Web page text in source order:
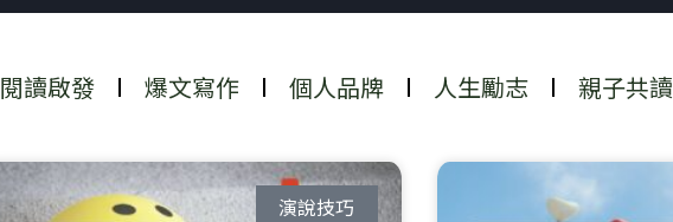
閱讀啟發 爆文寫作 個人品牌 人生勵志 親子共讀
演說技巧
頁
面
頁
面
頁
面
頁